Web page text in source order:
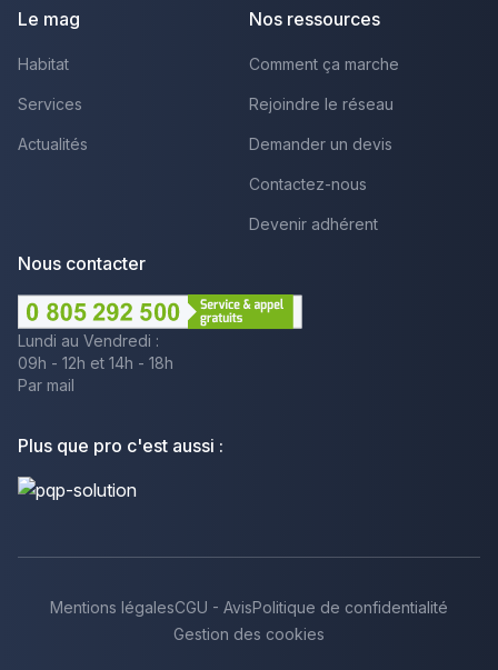
Le mag
Habitat
Services
Actualités
Nos ressources
Comment ça marche
Rejoindre le réseau
Demander un devis
Contactez-nous
Devenir adhérent
Nous contacter
Lundi au Vendredi :
09h - 12h et 14h - 18h
Par mail
Plus que pro c'est aussi :
Mentions légalesCGU - AvisPolitique de confidentialité
Gestion des cookies